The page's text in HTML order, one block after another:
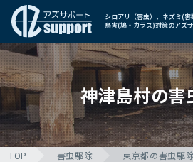
シロアリ（害虫）、ネズミ(害
鳥害(鳩・カラス)対策のアズ
神津島村の害
TOP 害虫駆除 東京都の害虫駆除